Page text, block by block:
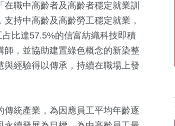
職中高齡者及高齡者穩定就業訓
持中高齡及高齡勞工穩定就業，
比達57.5%的信富紡織科技即積
，並協助建置綠色概念的新染整
經驗得以傳承，持續在職場上發
統產業，為因應員工平均年齡逐